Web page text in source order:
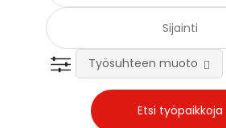
Työsuhteen muoto